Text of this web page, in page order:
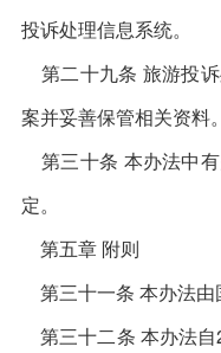
投诉处理信息系
第二十九条 旅游投
案并妥善保管相
第三十条 本办法中
定。
第五章 附则
第三十一条 本办
第三十二条 本办法